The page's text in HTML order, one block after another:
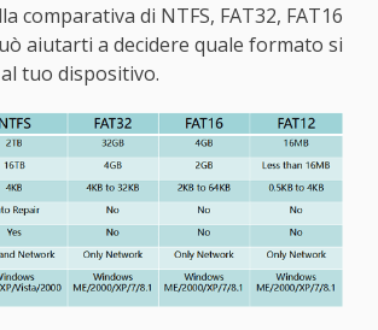
comparativa di NTFS, FAT32, FAT16
aiutarti a decidere quale formato si
tuo dispositivo.